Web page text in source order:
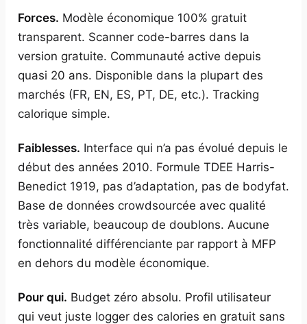
Forces. Modèle économique 100% gratuit
transparent. Scanner code-barres dans la
version gratuite. Communauté active depuis
quasi 20 ans. Disponible dans la plupart des
marchés (FR, EN, ES, PT, DE, etc.). Tracking
calorique simple.
Faiblesses. Interface qui n’a pas évolué depuis le
début des années 2010. Formule TDEE Harris-
Benedict 1919, pas d’adaptation, pas de bodyfat.
Base de données crowdsourcée avec qualité
très variable, beaucoup de doublons. Aucune
fonctionnalité différenciante par rapport à MFP
en dehors du modèle économique.
Pour qui. Budget zéro absolu. Profil utilisateur
qui veut juste logger des calories en gratuit sans